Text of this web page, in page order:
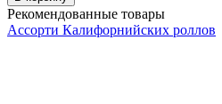
Рекомендованные товары
Ассорти Калифорнийских роллов